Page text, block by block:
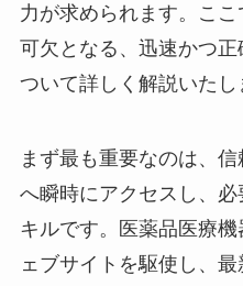
力が求められます。こ
可欠となる、迅速かつ
ついて詳しく解説いたし
まず最も重要なのは、
へ瞬時にアクセスし、
キルです。医薬品医療
ェブサイトを駆使し、